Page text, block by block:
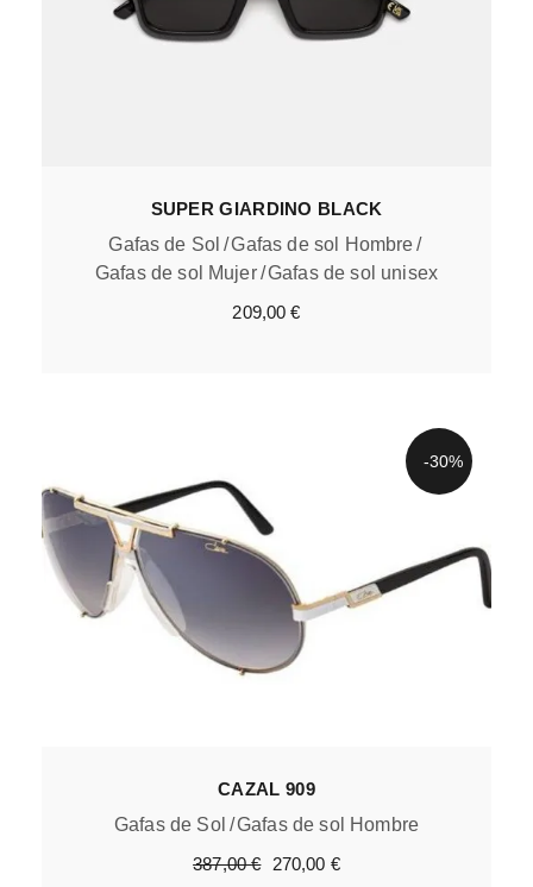
SUPER GIARDINO BLACK
Gafas de Sol
Gafas de sol Hombre
Gafas de sol Mujer Gafas de sol unisex
209,00€
-30%
CAZAL 909
Gafas de Sol
Gafas de sol Hombre
387,00€ 270,00 €